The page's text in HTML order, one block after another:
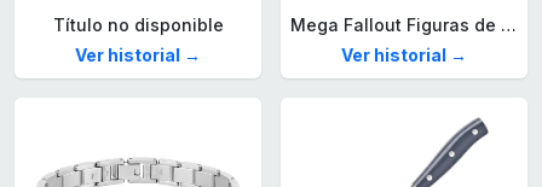
Título no disponible
Ver historial →
Mega Fallout Figuras de acción y Juguetes de construcción, Parada de Camiones Red Rocket con 824 Piezas, 2 Personajes articulados y Accesorios, para coleccionistas, HXT00
Ver historial →